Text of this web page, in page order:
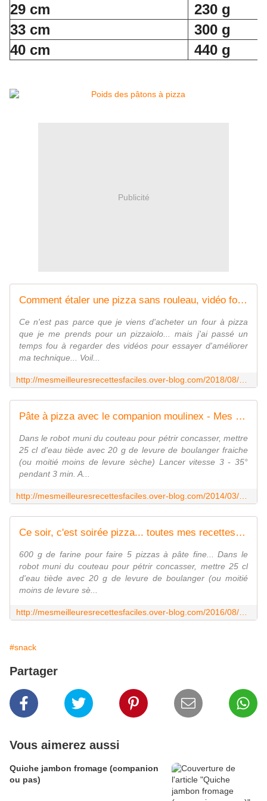
29 cm
230 g
33 cm
300 g
40 cm
440 g
Publicité
Comment étaler une pizza sans rouleau, vidéo four ferrari G3 - Mes Meilleures Recettes Faciles
Ce n'est pas parce que je viens d'acheter un four à pizza
que je me prends pour un pizzaiolo... mais j'ai passé un
temps fou à regarder des vidéos pour essayer d'améliorer
ma technique... Voil...
Pâte à pizza avec le companion moulinex - Mes Meilleures Recettes Faciles
Dans le robot muni du couteau pour pétrir concasser, mettre
25 cl d'eau tiède avec 20 g de levure de boulanger fraiche
(ou moitié moins de levure sèche) Lancer vitesse 3 - 35°
pendant 3 min. A...
Ce soir, c'est soirée pizza... toutes mes recettes de pizza - Mes Meilleures Recettes Faciles
600 g de farine pour faire 5 pizzas à pâte fine... Dans le
robot muni du couteau pour pétrir concasser, mettre 25 cl
d'eau tiède avec 20 g de levure de boulanger (ou moitié
moins de levure sè...
#snack
Partager
Vous aimerez aussi
Quiche jambon fromage (companion
ou pas)